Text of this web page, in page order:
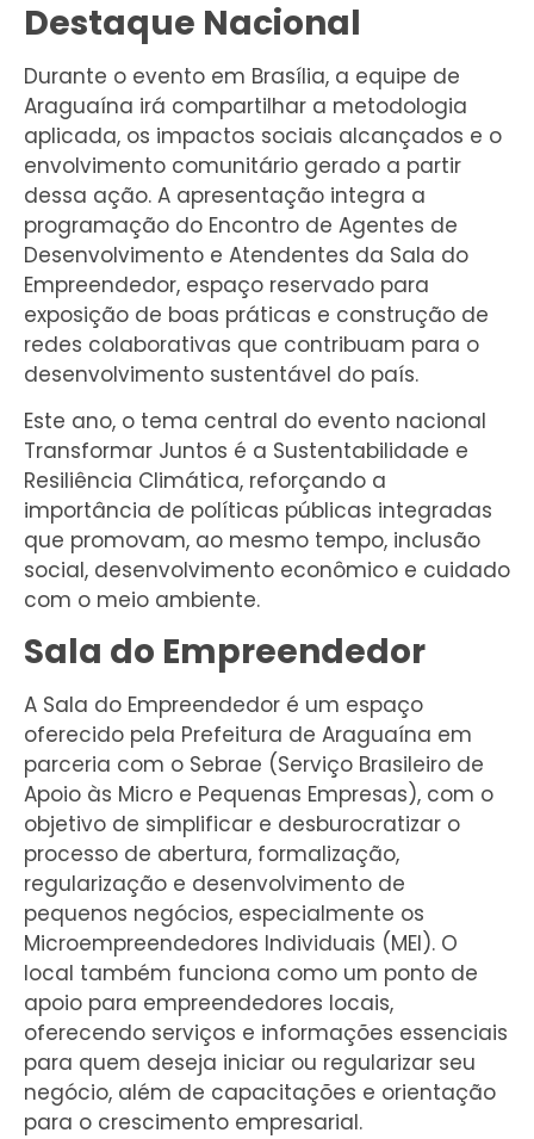
Destaque Nacional
Durante o evento em Brasília, a equipe de
Araguaína irá compartilhar a metodologia
aplicada, os impactos sociais alcançados e o
envolvimento comunitário gerado a partir
dessa ação. A apresentação integra a
programação do Encontro de Agentes de
Desenvolvimento e Atendentes da Sala do
Empreendedor, espaço reservado para
exposição de boas práticas e construção de
redes colaborativas que contribuam para o
desenvolvimento sustentável do país.
Este ano, o tema central do evento nacional
Transformar Juntos é a Sustentabilidade e
Resiliência Climática, reforçando a
importância de políticas públicas integradas
que promovam, ao mesmo tempo, inclusão
social, desenvolvimento econômico e cuidado
com o meio ambiente.
Sala do Empreendedor
A Sala do Empreendedor é um espaço
oferecido pela Prefeitura de Araguaína em
parceria com o Sebrae (Serviço Brasileiro de
Apoio às Micro e Pequenas Empresas), com o
objetivo de simplificar e desburocratizar o
processo de abertura, formalização,
regularização e desenvolvimento de
pequenos negócios, especialmente os
Microempreendedores Individuais (MEI). O
local também funciona como um ponto de
apoio para empreendedores locais,
oferecendo serviços e informações essenciais
para quem deseja iniciar ou regularizar seu
negócio, além de capacitações e orientação
para o crescimento empresarial.